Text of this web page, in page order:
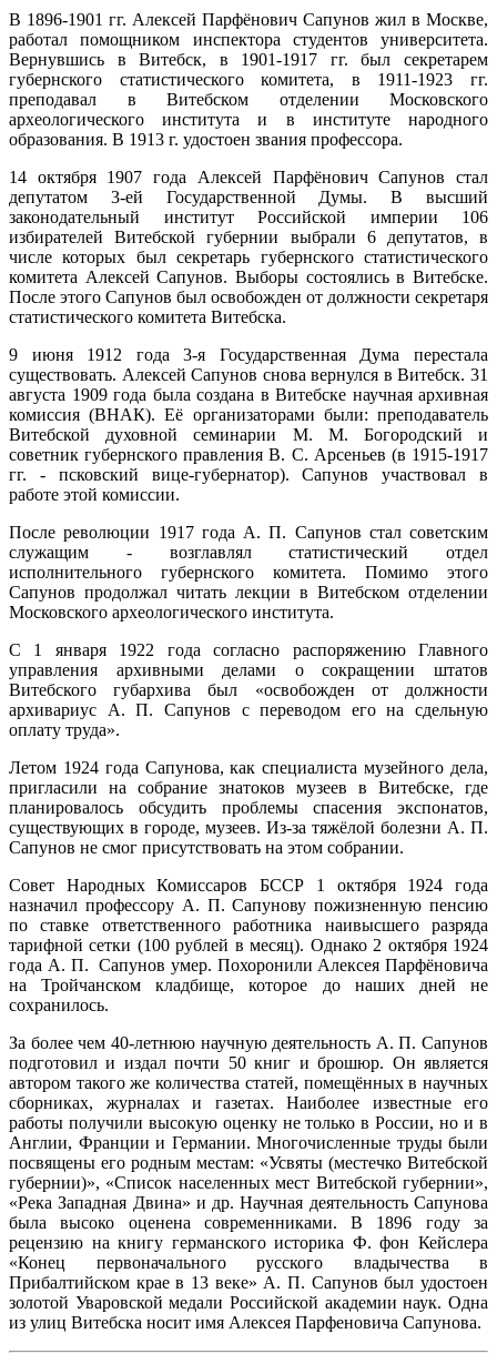
В 1896-1901 гг. Алексей Парфёнович Сапунов жил в Москве,
работал помощником инспектора студентов университета.
Вернувшись в Витебск, в 1901-1917 гг. был секретарем
губернского статистического комитета, в 1911-1923 гг.
преподавал в Витебском отделении Московского
археологического института и в институте народного
образования. В 1913 г. удостоен звания профессора.
14 октября 1907 года Алексей Парфёнович Сапунов стал
депутатом 3-ей Государственной Думы. В высший
законодательный институт Российской империи 106
избирателей Витебской губернии выбрали 6 депутатов, в
числе которых был секретарь губернского статистического
комитета Алексей Сапунов. Выборы состоялись в Витебске.
После этого Сапунов был освобожден от должности секретаря
статистического комитета Витебска.
9 июня 1912 года 3-я Государственная Дума перестала
существовать. Алексей Сапунов снова вернулся в Витебск. 31
августа 1909 года была создана в Витебске научная архивная
комиссия (ВНАК). Её организаторами были: преподаватель
Витебской духовной семинарии М. М. Богородский и
советник губернского правления В. С. Арсеньев (в 1915-1917
гг. - псковский вице-губернатор). Сапунов участвовал в
работе этой комиссии.
После революции 1917 года А. П. Сапунов стал советским
служащим - возглавлял статистический отдел
исполнительного губернского комитета. Помимо этого
Сапунов продолжал читать лекции в Витебском отделении
Московского археологического института.
С 1 января 1922 года согласно распоряжению Главного
управления архивными делами о сокращении штатов
Витебского губархива был «освобожден от должности
архивариус А. П. Сапунов с переводом его на сдельную
оплату труда».
Летом 1924 года Сапунова, как специалиста музейного дела,
пригласили на собрание знатоков музеев в Витебске, где
планировалось обсудить проблемы спасения экспонатов,
существующих в городе, музеев. Из-за тяжёлой болезни А. П.
Сапунов не смог присутствовать на этом собрании.
Совет Народных Комиссаров БССР 1 октября 1924 года
назначил профессору А. П. Сапунову пожизненную пенсию
по ставке ответственного работника наивысшего разряда
тарифной сетки (100 рублей в месяц). Однако 2 октября 1924
года А. П. Сапунов умер. Похоронили Алексея Парфёновича
на Тройчанском кладбище, которое до наших дней не
сохранилось.
За более чем 40-летнюю научную деятельность А. П. Сапунов
подготовил и издал почти 50 книг и брошюр. Он является
автором такого же количества статей, помещённых в научных
сборниках, журналах и газетах. Наиболее известные его
работы получили высокую оценку не только в России, но и в
Англии, Франции и Германии. Многочисленные труды были
посвящены его родным местам: «Усвяты (местечко Витебской
губернии)», «Список населенных мест Витебской губернии»,
«Река Западная Дви­на» и др. Научная деятельность Сапунова
была высоко оценена современниками. В 1896 году за
рецензию на книгу германского историка Ф. фон Кейслера
«Конец первоначального русского владычества в
Прибалтийском крае в 13 веке» А. П. Сапунов был удостоен
золотой Уваровской медали Российской академии наук. Одна
из улиц Витебска носит имя Алексея Парфеновича Сапунова.